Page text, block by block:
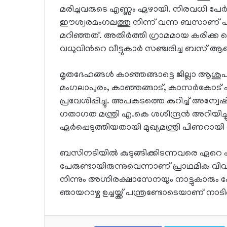
മരിച്ചവരുടെ എണ്ണം ഏഴായി. നിരവധി
ഈശ്വരമംഗലത്തു നിന്ന് വന്ന ബസാണ്
മറിഞ്ഞത്. അതിർത്തി ഗ്രാമമായ
വധുവിന്‍റെ വീട്ടുകാര്‍ സഞ്ചരിച്ച ബസ്
മൃതദേഹങ്ങൾ കാഞ്ഞങ്ങാ​ട്ടെ ജില്ലാ
മംഗലാപുരം, കാഞ്ഞങ്ങാട്​, കാസർകോ​ട്​
പ്രവേശിപ്പിച്ചു. അപകടത്തെ കുറിച്ച്
ഗതാഗത മന്ത്രി എ.കെ ശശീന്ദ്രൻ
ഏർപ്പെടുത്തിയതായി മുഖ്യമന്ത്രി
ബസിനടിയിൽ കുടുങ്ങിക്കിടന്നവരെ
പേരുണ്ടായിരുന്നുവെന്നാണ് പ്രാഥമിക
നിന്നും അഗ്നിരക്ഷാസേനയും നാട്ടുകാരും
ഞായറാഴ്ച ഉച്ചയ്ക്ക് പന്ത്രണ്ടോടെയാണ്